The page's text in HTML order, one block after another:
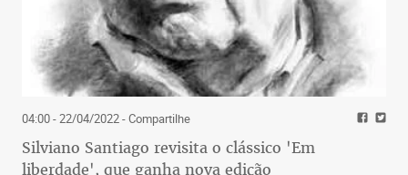
04:00 - 22/04/2022- Compartilhe
Silviano Santiago revisita o clássico 'Em
liberdade', que ganha nova edição